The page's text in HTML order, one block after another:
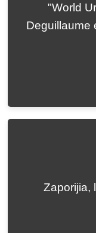
"World
Deguillaume
Zaporijia,